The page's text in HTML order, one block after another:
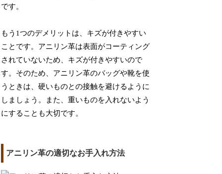
です。
もう1つのデメリットは、キズが付きやすい
ことです。アニリン革は表面がコーティング
されていないため、キズが付きやすいので
す。そのため、アニリン革のバッグや靴を使
うときは、硬いものとの接触を避けるように
しましょう。また、重いものを入れないよう
にすることも大切です。
アニリン革の適切なお手入れ方法